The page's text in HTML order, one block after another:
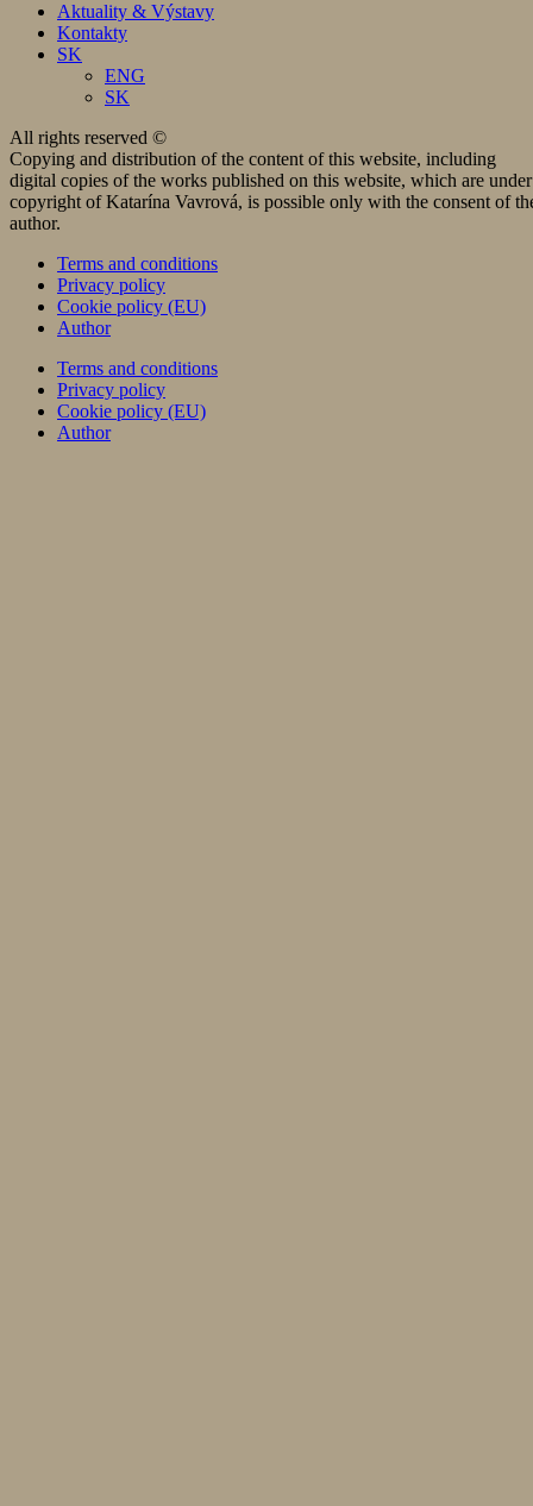
Aktuality & Výstavy
Kontakty
SK
ENG
SK
All rights reserved ©
Copying and distribution of the content of this website, including
digital copies of the works published on this website, which are under
copyright of Katarína Vavrová, is possible only with the consent of
author.
Terms and conditions
Privacy policy
Cookie policy (EU)
Author
Terms and conditions
Privacy policy
Cookie policy (EU)
Author